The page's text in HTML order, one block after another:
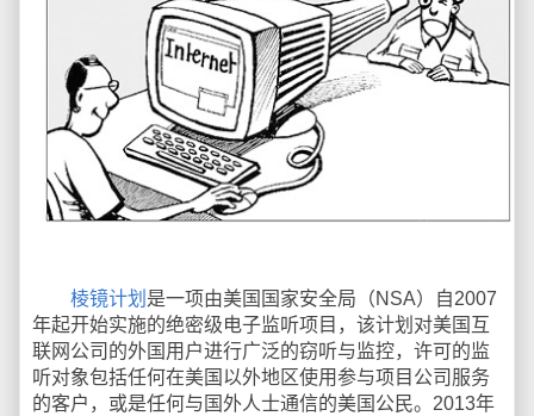
棱镜计划 是一项由美国国家安全局（NSA）自2007
年起开始实施的绝密级电子监听项目，该计划对美国互
联网公司的外国用户进行广泛的窃听与监控，许可的监
听对象包括任何在美国以外地区使用参与项目公司服务
的客户，或是任何与国外人士通信的美国公民。2013年